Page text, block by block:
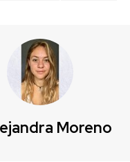
Moreno